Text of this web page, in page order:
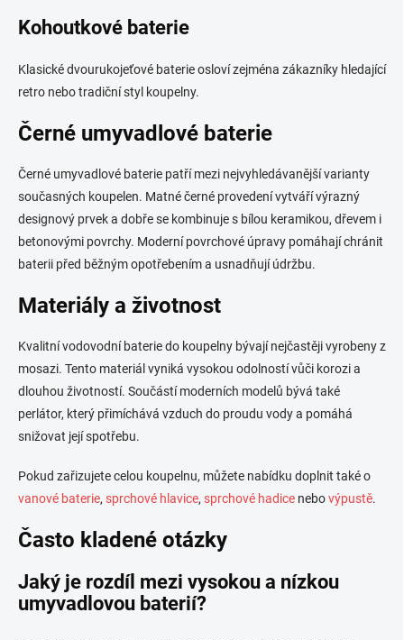
Kohoutkové baterie
Klasické dvourukojeťové baterie osloví zejména zákazníky hledající
retro nebo tradiční styl koupelny.
Černé umyvadlové baterie
Černé umyvadlové baterie patří mezi nejvyhledávanější varianty
současných koupelen. Matné černé provedení vytváří výrazný
designový prvek a dobře se kombinuje s bílou keramikou, dřevem i
betonovými povrchy. Moderní povrchové úpravy pomáhají chránit
baterii před běžným opotřebením a usnadňují údržbu.
Materiály a životnost
Kvalitní vodovodní baterie do koupelny bývají nejčastěji vyrobeny z
mosazi. Tento materiál vyniká vysokou odolností vůči korozi a
dlouhou životností. Součástí moderních modelů bývá také
perlátor, který přimíchává vzduch do proudu vody a pomáhá
snižovat její spotřebu.
Pokud zařizujete celou koupelnu, můžete nabídku doplnit také o
vanové baterie, sprchové hlavice, sprchové hadice nebovýpustě.
Často kladené otázky
Jaký je rozdíl mezi vysokou a nízkou
umyvadlovou baterií?